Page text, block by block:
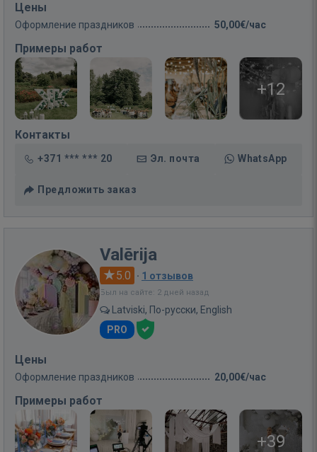
Цены
Оформление праздников 50,00€/час
Примеры работ
+12
Контакты
+371 *** *** 20 Эл. почта WhatsApp
Предложить заказ
Valērija
5.0 · 1 отзывов
Был на сайте: 2 дней назад
Latviski, По-русски, English
PRO
Цены
Оформление праздников 20,00€/час
Примеры работ
+39